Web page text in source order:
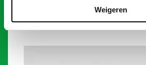
Weigeren
Toevoegen